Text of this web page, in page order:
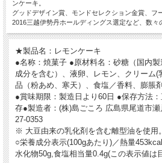
ンケーキ。
グッドデザイン賞、モンドセレクション金賞、フ
2016三越伊勢丹ホールディングス選定など、数々
★製品名：レモンケーキ
●名称：焼菓子 ●原材料名：砂糖（国内
成分を含む）、液卵、レモン、クリーム
品（粉あめ、寒天）、食塩／香料、膨脹
●賞味期限：製造日より60日 ●保存方法
存●製造者：(株)島ごころ 広島県尾道市
27-0353
※ 大豆由来の乳化剤を含む離型油を使用。
○栄養成分表示(100gあたり)／熱量
水化物50g,食塩相当量0.4g(この表示値は